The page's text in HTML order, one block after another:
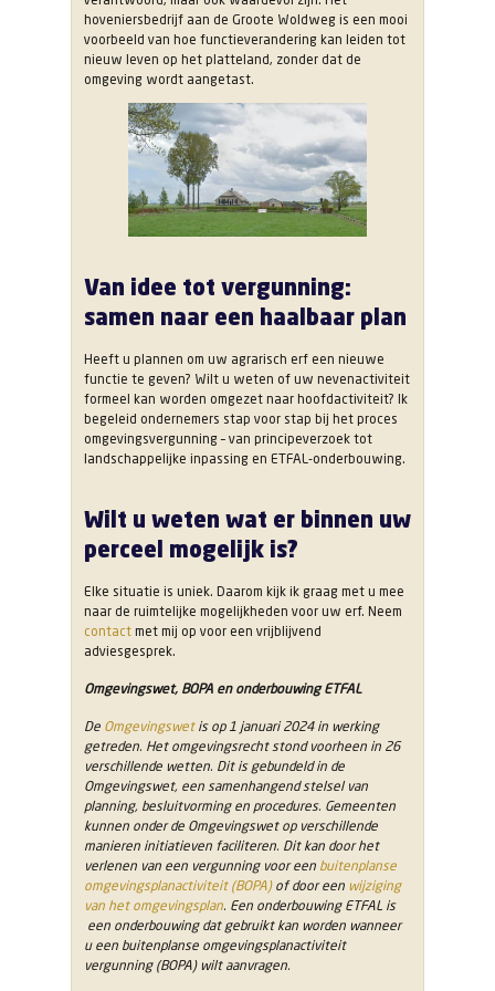
hoveniersbedrijf aan de Groote Woldweg is een mooi
voorbeeld van hoe functieverandering kan leiden tot
nieuw leven op het platteland, zonder dat de
omgeving wordt aangetast.
Van idee tot vergunning:
samen naar een haalbaar plan
Heeft u plannen om uw agrarisch erf een nieuwe
functie te geven? Wilt u weten of uw nevenactiviteit
formeel kan worden omgezet naar hoofdactiviteit? Ik
begeleid ondernemers stap voor stap bij het proces
omgevingsvergunning – van principeverzoek tot
landschappelijke inpassing en ETFAL-onderbouwing.
Wilt u weten wat er binnen uw
perceel mogelijk is?
Elke situatie is uniek. Daarom kijk ik graag met u mee
naar de ruimtelijke mogelijkheden voor uw erf. Neem
contact met mij op voor een vrijblijvend
adviesgesprek.
Omgevingswet, BOPA en onderbouwing ETFAL
De Omgevingswet is op 1 januari 2024 in werking
getreden. Het omgevingsrecht stond voorheen in 26
verschillende wetten. Dit is gebundeld in de
Omgevingswet, een samenhangend stelsel van
planning, besluitvorming en procedures. Gemeenten
kunnen onder de Omgevingswet op verschillende
manieren initiatieven faciliteren. Dit kan door het
verlenen van een vergunning voor een buitenplanse
omgevingsplanactiviteit (BOPA)of door een wijziging
van het omgevingsplan. Een onderbouwing ETFAL is
een onderbouwing dat gebruikt kan worden wanneer
u een buitenplanse omgevingsplanactiviteit
vergunning (BOPA) wilt aanvragen.